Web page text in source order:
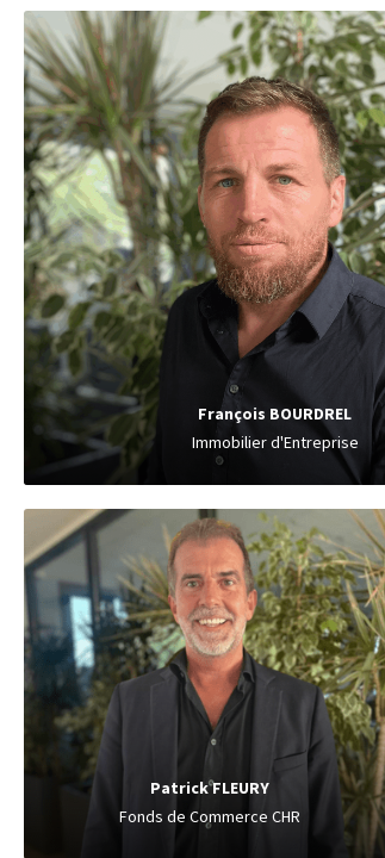
François BOURDREL
Immobilier d'Entreprise
Patrick FLEURY
Fonds de Commerce CHR